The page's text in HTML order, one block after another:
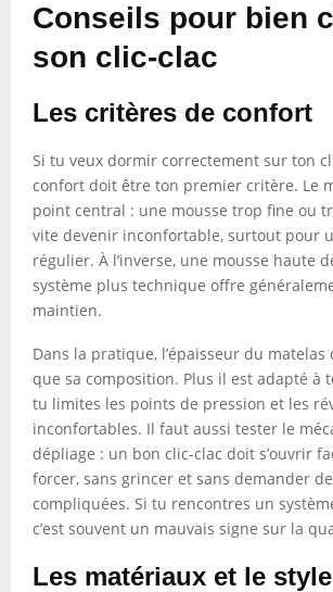
Conseils pour bien
son clic-clac
Les critères de confort
Si tu veux dormir correctement sur ton
confort doit être ton premier critère. Le
point central : une mousse trop fine ou
vite devenir inconfortable, surtout pour
régulier. À l’inverse, une mousse haute
système plus technique offre
maintien.
Dans la pratique, l’épaisseur du
que sa composition. Plus il est adapté à
tu limites les points de pression et les
inconfortables. Il faut aussi tester le
dépliage : un bon clic-clac doit s’ouvrir
forcer, sans grincer et sans demander
compliquées. Si tu rencontres un
c’est souvent un mauvais signe sur la
Les matériaux et le style